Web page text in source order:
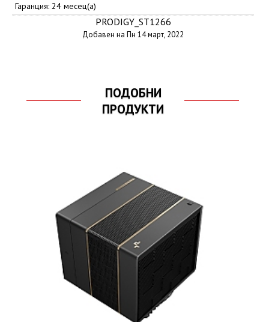
Гаранция: 24 месец(а)
PRODIGY_ST1266
Добавен на Пн 14 март, 2022
ПОДОБНИ
ПРОДУКТИ